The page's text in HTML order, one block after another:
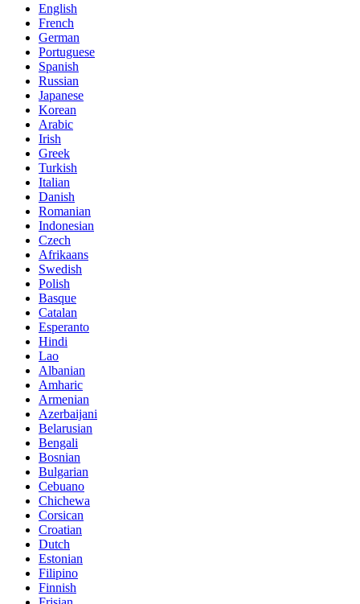
English
French
German
Portuguese
Spanish
Russian
Japanese
Korean
Arabic
Irish
Greek
Turkish
Italian
Danish
Romanian
Indonesian
Czech
Afrikaans
Swedish
Polish
Basque
Catalan
Esperanto
Hindi
Lao
Albanian
Amharic
Armenian
Azerbaijani
Belarusian
Bengali
Bosnian
Bulgarian
Cebuano
Chichewa
Corsican
Croatian
Dutch
Estonian
Filipino
Finnish